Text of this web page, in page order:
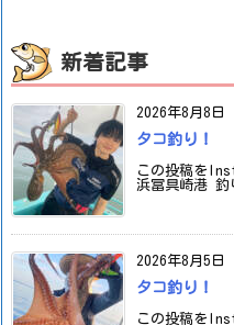
新着記事
2026年8月8日
タコ釣り！
この投稿を
浜冨具崎港
2026年8月5日
タコ釣り！
この投稿を